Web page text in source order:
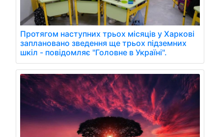
Протягом наступних трьох місяців у Харкові
заплановано зведення ще трьох підземних
шкіл - повідомляє "Головне в Україні".